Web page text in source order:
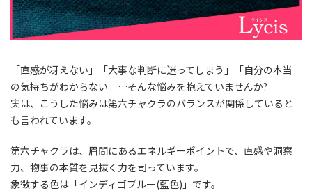
「直感が冴えない」「大事な判断に迷ってしまう」「自分の本当
の気持ちがわからない」…そんな悩みを抱えていませんか?
実は、こうした悩みは第六チャクラのバランスが関係していると
も言われています。
第六チャクラは、眉間にあるエネルギーポイントで、直感や洞察
力、物事の本質を見抜く力を司っています。
象徴する色は「インディゴブルー(藍色)」です。